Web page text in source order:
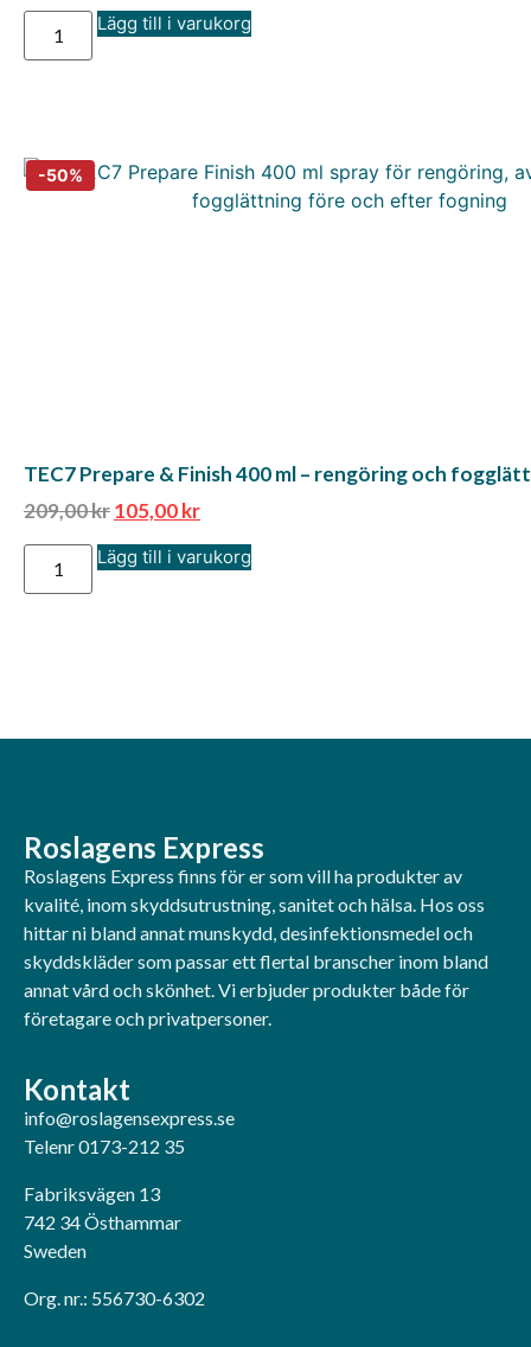
Lägg till i varukorg
TEC7 Prepare & Finish 400 ml – rengöring och
209,00kr105,00kr
Lägg till i varukorg
Roslagens Express
Roslagens Express finns för er som vill ha produkter av
kvalité, inom skyddsutrustning, sanitet och hälsa. Hos oss
hittar ni bland annat munskydd, desinfektionsmedel och
skyddskläder som passar ett flertal branscher inom bland
annat vård och skönhet. Vi erbjuder produkter både för
företagare och privatpersoner.
Kontakt
info@roslagensexpress.se
Telenr 0173-212 35
Fabriksvägen 13
742 34 Östhammar
Sweden
Org. nr.: 556730-6302